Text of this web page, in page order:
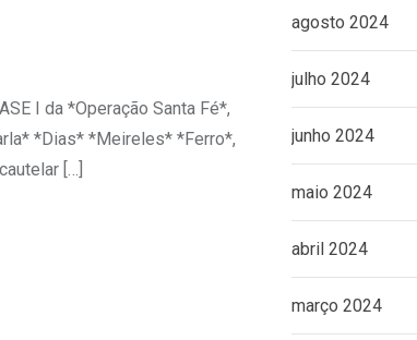
I da *Operação Santa Fé*,
*Dias* *Meireles* *Ferro*,
[…]
agosto 2024
julho 2024
junho 2024
maio 2024
abril 2024
março 2024